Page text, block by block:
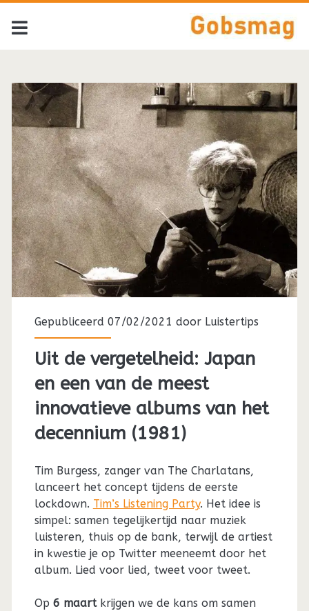
Gepubliceerd 07/02/2021 door Luistertips
Uit de vergetelheid: Japan
en een van de meest
innovatieve albums van het
decennium (1981)
Tim Burgess, zanger van The Charlatans,
lanceert het concept tijdens de eerste
lockdown. Tim’s Listening Party. Het idee is
simpel: samen tegelijkertijd naar muziek
luisteren, thuis op de bank, terwijl de artiest
in kwestie je op Twitter meeneemt door het
album. Lied voor lied, tweet voor tweet.
Op 6 maartkrijgen we de kans om samen